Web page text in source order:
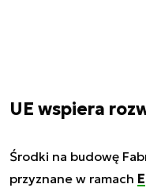
UE wspiera
Środki na budowę
przyznane w ramach